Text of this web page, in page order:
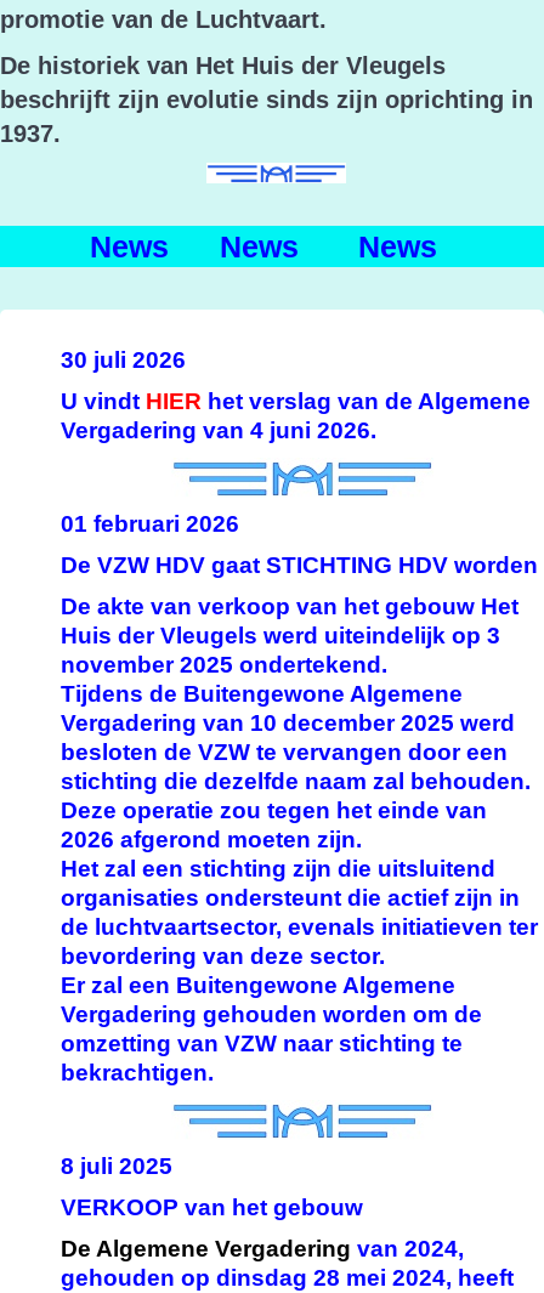
promotie van de Luchtvaart.
De historiek van Het Huis der Vleugels
beschrijft zijn evolutie sinds zijn oprichting in
1937.
News News News
30 juli 2026
U vindt HIER het verslag van de Algemene
Vergadering van 4 juni 2026.
01 februari 2026
De VZW HDV gaat STICHTING HDV worden
De akte van verkoop van het gebouw Het
Huis der Vleugels werd uiteindelijk op 3
november 2025 ondertekend.
Tijdens de Buitengewone Algemene
Vergadering van 10 december 2025 werd
besloten de VZW te vervangen door een
stichting die dezelfde naam zal behouden.
Deze operatie zou tegen het einde van
2026 afgerond moeten zijn.
Het zal een stichting zijn die uitsluitend
organisaties ondersteunt die actief zijn in
de luchtvaartsector, evenals initiatieven ter
bevordering van deze sector.
Er zal een Buitengewone Algemene
Vergadering gehouden worden om de
omzetting van VZW naar stichting te
bekrachtigen.
8 juli 2025
VERKOOP van het gebouw
De Algemene Vergadering van 2024,
gehouden op dinsdag 28 mei 2024, heeft